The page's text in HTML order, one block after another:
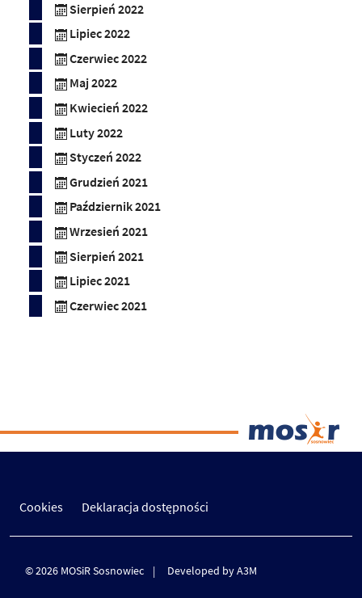
Sierpień 2022
Lipiec 2022
Czerwiec 2022
Maj 2022
Kwiecień 2022
Luty 2022
Styczeń 2022
Grudzień 2021
Październik 2021
Wrzesień 2021
Sierpień 2021
Lipiec 2021
Czerwiec 2021
Cookies Deklaracja dostępności
© 2026 MOSiR Sosnowiec Developed by A3M